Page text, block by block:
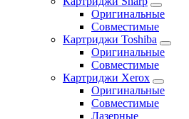
Оригинальные
Совместимые
Картриджи Toshiba
Оригинальные
Совместимые
Картриджи Xerox
Оригинальные
Совместимые
Лазерные